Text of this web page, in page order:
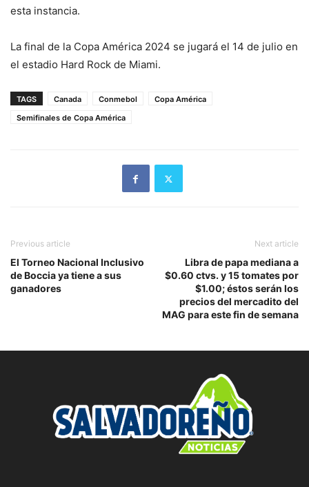
esta instancia.
La final de la Copa América 2024 se jugará el 14 de julio en
el estadio Hard Rock de Miami.
TAGS Canada Conmebol
Copa América
Semifinales de Copa América
Previous article
El Torneo Nacional Inclusivo
de Boccia ya tiene a sus
ganadores
Next article
Libra de papa mediana a
$0.60 ctvs. y 15 tomates por
$1.00; éstos serán los
precios del mercadito del
MAG para este fin de semana